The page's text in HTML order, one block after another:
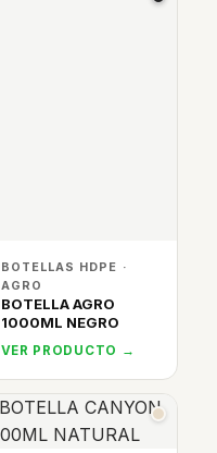
BOTELLAS HDPE ·
AGRO
BOTELLA AGRO
1000ML NEGRO
VER PRODUCTO →